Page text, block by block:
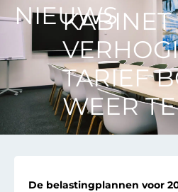
NIEUWS
TARIEF
WEER
De belastingplannen voor